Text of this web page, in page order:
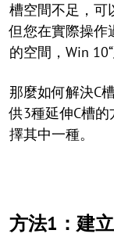
槽空間不足，可
但您在實際操作
的空間，Win
那麼如何解決C
供3種延伸C槽
擇其中一種。
方法1：建